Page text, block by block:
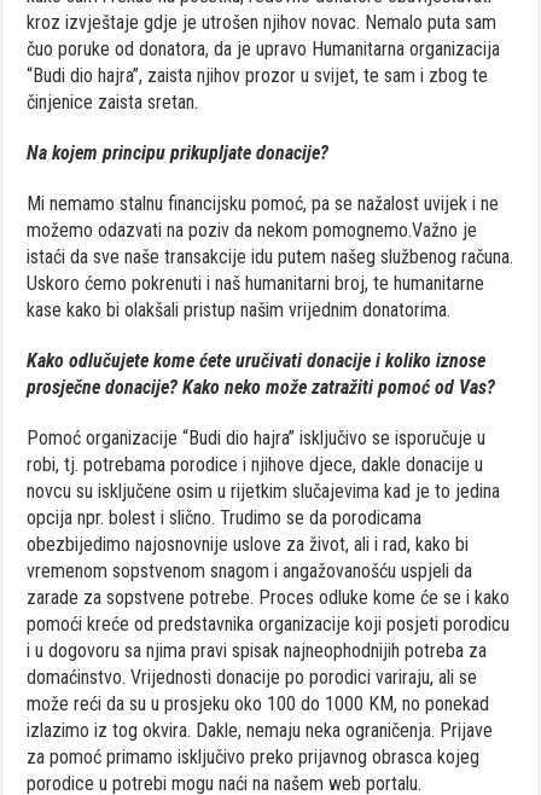
kroz izvještaje gdje je utrošen njihov novac. Nemalo puta sam
čuo poruke od donatora, da je upravo Humanitarna organizacija
“Budi dio hajra”, zaista njihov prozor u svijet, te sam i zbog te
činjenice zaista sretan.
Na kojem principu prikupljate donacije?
Mi nemamo stalnu financijsku pomoć, pa se nažalost uvijek i ne
možemo odazvati na poziv da nekom pomognemo.Važno je
istaći da sve naše transakcije idu putem našeg službenog računa.
Uskoro ćemo pokrenuti i naš humanitarni broj, te humanitarne
kase kako bi olakšali pristup našim vrijednim donatorima.
Kako odlučujete kome ćete uručivati donacije i koliko iznose
prosječne donacije? Kako neko može zatražiti pomoć od Vas?
Pomoć organizacije “Budi dio hajra” isključivo se isporučuje u
robi, tj. potrebama porodice i njihove djece, dakle donacije u
novcu su isključene osim u rijetkim slučajevima kad je to jedina
opcija npr. bolest i slično. Trudimo se da porodicama
obezbijedimo najosnovnije uslove za život, ali i rad, kako bi
vremenom sopstvenom snagom i angažovanošću uspjeli da
zarade za sopstvene potrebe. Proces odluke kome će se i kako
pomoći kreće od predstavnika organizacije koji posjeti porodicu
i u dogovoru sa njima pravi spisak najneophodnijih potreba za
domaćinstvo. Vrijednosti donacije po porodici variraju, ali se
može reći da su u prosjeku oko 100 do 1000 KM, no ponekad
izlazimo iz tog okvira. Dakle, nemaju neka ograničenja. Prijave
za pomoć primamo isključivo preko prijavnog obrasca kojeg
porodice u potrebi mogu naći na našem web portalu.